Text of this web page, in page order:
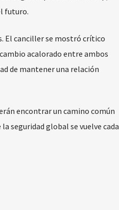
futuro.
El canciller se mostró crítico
acalorado entre ambos
de mantener una relación
encontrar un camino común
seguridad global se vuelve cada